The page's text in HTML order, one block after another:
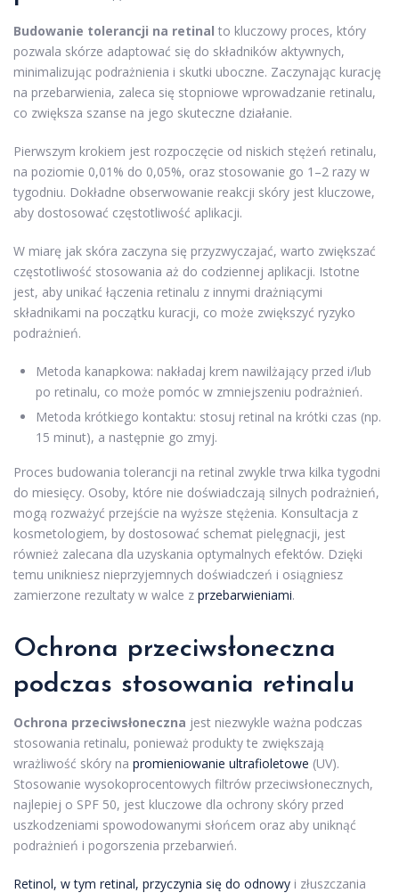
Budowanie tolerancji na retinal to kluczowy proces, który
pozwala skórze adaptować się do składników aktywnych,
minimalizując podrażnienia i skutki uboczne. Zaczynając kurację
na przebarwienia, zaleca się stopniowe wprowadzanie retinalu,
co zwiększa szanse na jego skuteczne działanie.
Pierwszym krokiem jest rozpoczęcie od niskich stężeń retinalu,
na poziomie 0,01% do 0,05%, oraz stosowanie go 1–2 razy w
tygodniu. Dokładne obserwowanie reakcji skóry jest kluczowe,
aby dostosować częstotliwość aplikacji.
W miarę jak skóra zaczyna się przyzwyczajać, warto zwiększać
częstotliwość stosowania aż do codziennej aplikacji. Istotne
jest, aby unikać łączenia retinalu z innymi drażniącymi
składnikami na początku kuracji, co może zwiększyć ryzyko
podrażnień.
Metoda kanapkowa: nakładaj krem nawilżający przed i/lub
po retinalu, co może pomóc w zmniejszeniu podrażnień.
Metoda krótkiego kontaktu: stosuj retinal na krótki czas (np.
15 minut), a następnie go zmyj.
Proces budowania tolerancji na retinal zwykle trwa kilka tygodni
do miesięcy. Osoby, które nie doświadczają silnych podrażnień,
mogą rozważyć przejście na wyższe stężenia. Konsultacja z
kosmetologiem, by dostosować schemat pielęgnacji, jest
również zalecana dla uzyskania optymalnych efektów. Dzięki
temu unikniesz nieprzyjemnych doświadczeń i osiągniesz
zamierzone rezultaty w walce z przebarwieniami.
Ochrona przeciwsłoneczna
podczas stosowania retinalu
Ochrona przeciwsłoneczna jest niezwykle ważna podczas
stosowania retinalu, ponieważ produkty te zwiększają
wrażliwość skóry na promieniowanie ultrafioletowe (UV).
Stosowanie wysokoprocentowych filtrów przeciwsłonecznych,
najlepiej o SPF 50, jest kluczowe dla ochrony skóry przed
uszkodzeniami spowodowanymi słońcem oraz aby uniknąć
podrażnień i pogorszenia przebarwień.
Retinol, w tym retinal, przyczynia się do odnowy i złuszczania